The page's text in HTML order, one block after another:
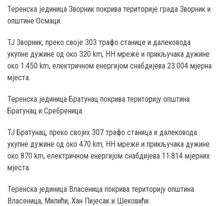
Теренска јединица Зворник покрива територије града Зворник и
општине Осмаци.
ТЈ Зворник, преко своје 303 трафо станице и далековода
укупне дужине од око 320 km, НН мреже и прикључака дужине
око 1.450 km, електричном енергијом снабдијева 23.004 мјерна
мјеста.
Теренска јединица Братунац покрива територију општина
Братунац и Сребреница.
ТЈ Братунац, преко својих 307 трафо станица и далековода
укупне дужине од око 470 km, НН мреже и прикључака дужине
око 870 km, електричном енергијом снабдијева 11.814 мјерних
мјеста.
Теренска јединица Власеница покрива територију општина
Власеница, Милићи, Хан Пијесак и Шековићи.